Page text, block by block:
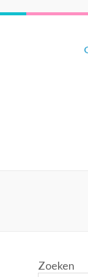
Zoeken